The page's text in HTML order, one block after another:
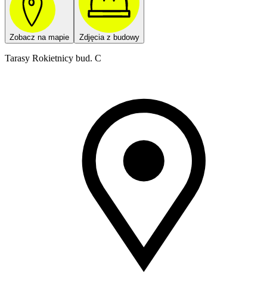
Zobacz na mapie Zdjęcia z budowy
Tarasy Rokietnicy bud. C